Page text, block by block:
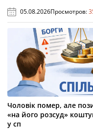
05.08.2026Просмотров:
Чоловік помер, але
«на його розсуд»
у сп